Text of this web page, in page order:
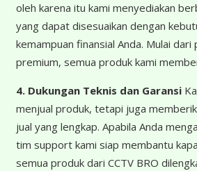
oleh karena itu kami menyediakan
yang dapat disesuaikan dengan
kemampuan finansial Anda. Mulai
premium, semua produk kami
4. Dukungan Teknis dan Garansi
menjual produk, tetapi juga
jual yang lengkap. Apabila Anda
tim support kami siap membantu
semua produk dari CCTV BRO